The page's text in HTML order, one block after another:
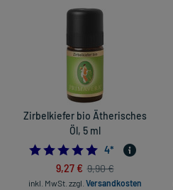
Zirbelkiefer bio Ätherisches
Öl, 5 ml
5.0
4*
9,27 € 9,90 €
inkl. MwSt. zzgl. Versandkosten